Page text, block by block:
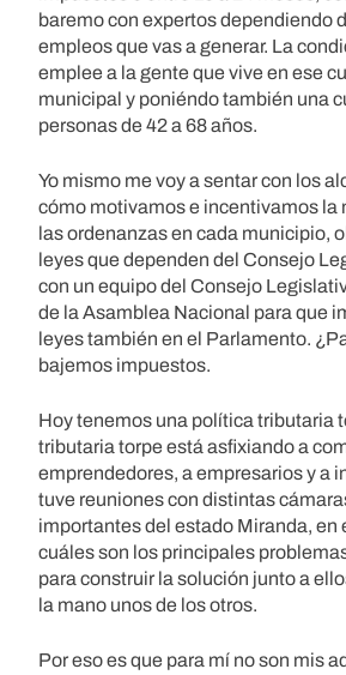
baremo con expertos dependiendo
empleos que vas a generar. La
emplee a la gente que vive en ese
municipal y poniéndo también una
personas de 42 a 68 años.
Yo mismo me voy a sentar con los
cómo motivamos e incentivamos la
las ordenanzas en cada municipio,
leyes que dependen del Consejo
con un equipo del Consejo
de la Asamblea Nacional para que
leyes también en el Parlamento.
bajemos impuestos.
Hoy tenemos una política tributaria
tributaria torpe está asfixiando a
emprendedores, a empresarios y a
tuve reuniones con distintas
importantes del estado Miranda, en
cuáles son los principales
para construir la solución junto a
la mano unos de los otros.
Por eso es que para mí no son mis